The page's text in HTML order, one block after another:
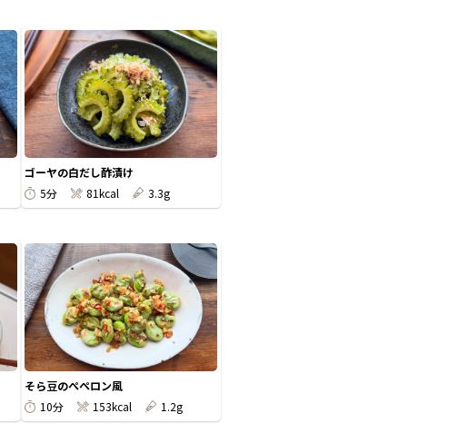
ゴーヤの白だし酢漬け
5分
81kcal 3.3g
そら豆のぺぺロン風
10分
153kcal 1.2g